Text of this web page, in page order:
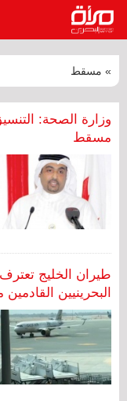
» مسقط
وزارة الصحة:
مسقط
طيران الخليج
البحرينيين